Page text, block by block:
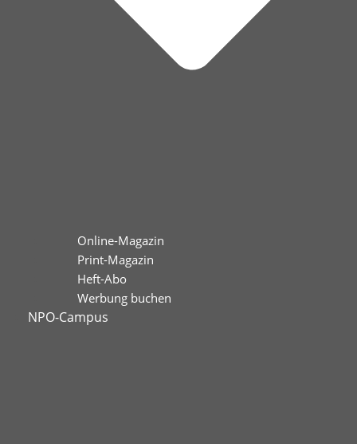
Online-Magazin
Print-Magazin
Heft-Abo
Werbung buchen
NPO-Campus